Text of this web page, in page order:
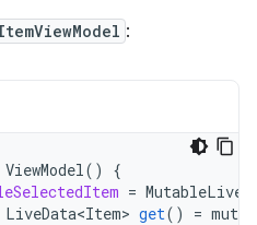
:
ViewModel()
{
=
LiveData<Item> get() =